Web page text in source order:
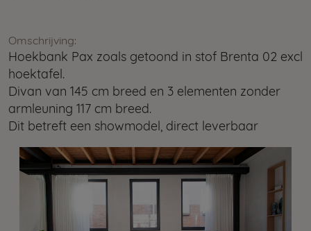
Omschrijving:
Hoekbank Pax zoals getoond in stof Brenta 02 excl
hoektafel.
Divan van 145 cm breed en 3 elementen zonder
armleuning 117 cm breed.
Dit betreft een showmodel, direct leverbaar